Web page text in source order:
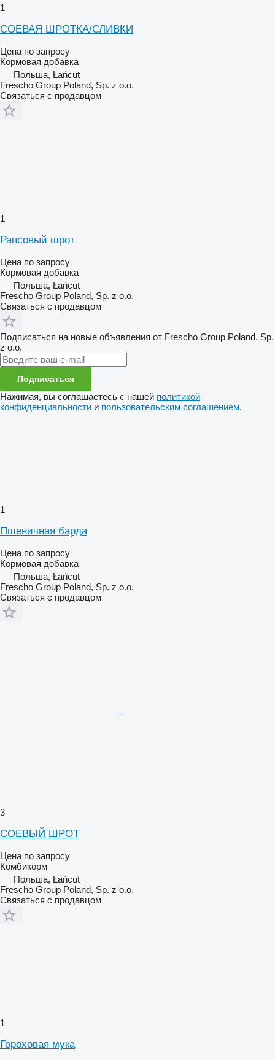
1
СОЕВАЯ ШРОТКА/СЛИВКИ
Цена по запросу
Кормовая добавка
Польша, Łańcut
Frescho Group Poland, Sp. z o.o.
Связаться с продавцом
1
Рапсовый шрот
Цена по запросу
Кормовая добавка
Польша, Łańcut
Frescho Group Poland, Sp. z o.o.
Связаться с продавцом
Подписаться на новые объявления от Frescho Group Poland, Sp.
z o.o.
Подписаться
Нажимая, вы соглашаетесь с нашей политикой
конфиденциальности и пользовательским соглашением.
1
Пшеничная барда
Цена по запросу
Кормовая добавка
Польша, Łańcut
Frescho Group Poland, Sp. z o.o.
Связаться с продавцом
3
СОЕВЫЙ ШРОТ
Цена по запросу
Комбикорм
Польша, Łańcut
Frescho Group Poland, Sp. z o.o.
Связаться с продавцом
1
Гороховая мука